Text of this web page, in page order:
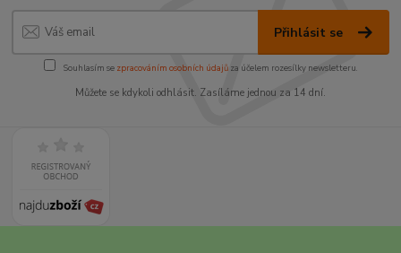
Přihlásit se
Souhlasím se zpracováním osobních údajůza účelem rozesílky newsletteru.
Můžete se kdykoli odhlásit. Zasíláme jednou za 14 dní.